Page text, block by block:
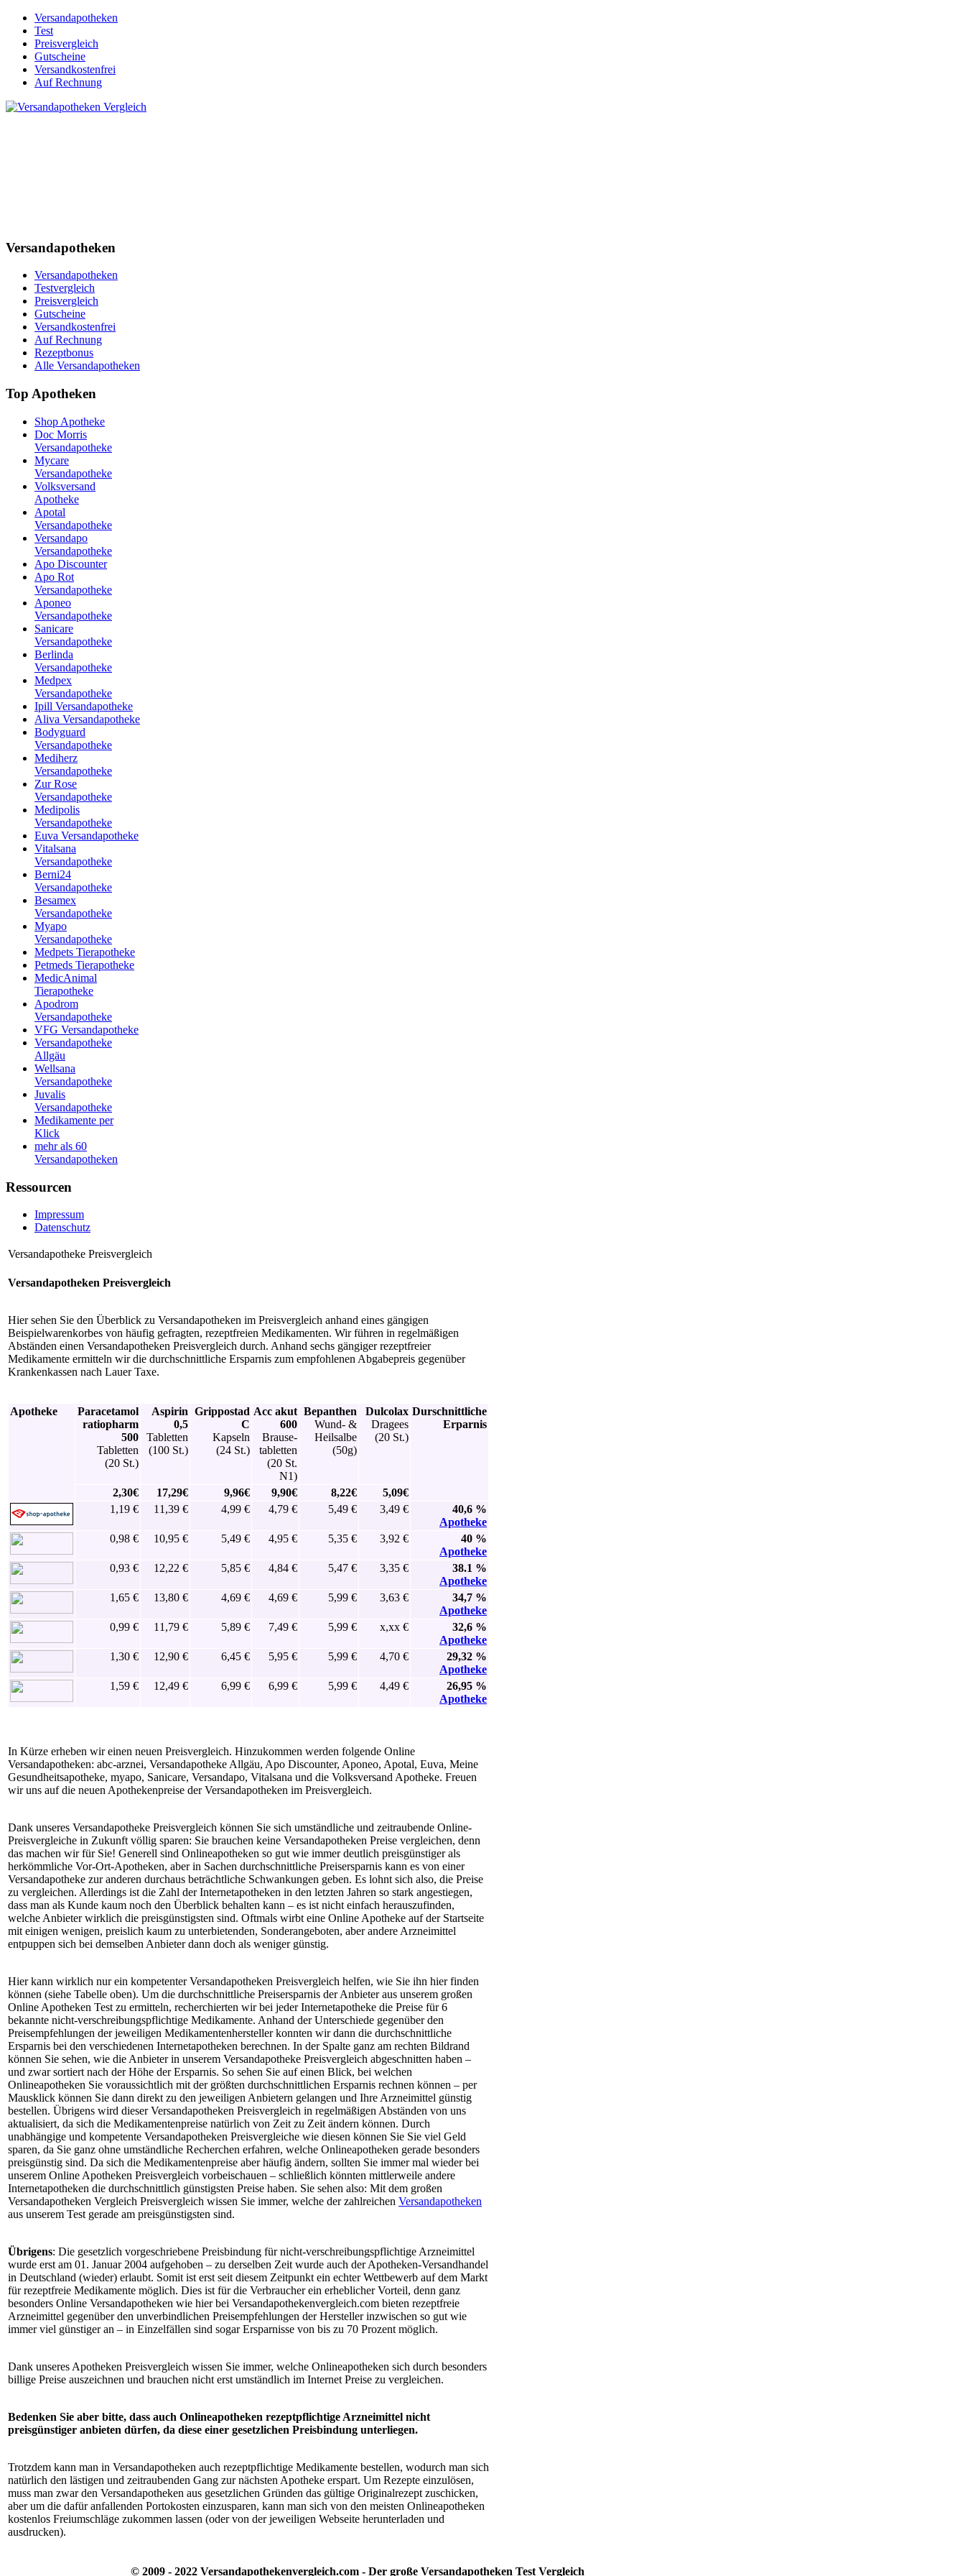
Versandapotheken
Test
Preisvergleich
Gutscheine
Versandkostenfrei
Auf Rechnung
Versandapotheken
Versandapotheken
Testvergleich
Preisvergleich
Gutscheine
Versandkostenfrei
Auf Rechnung
Rezeptbonus
Alle Versandapotheken
Top Apotheken
Shop Apotheke
Doc Morris
Versandapotheke
Mycare
Versandapotheke
Volksversand
Apotheke
Apotal
Versandapotheke
Versandapo
Versandapotheke
Apo Discounter
Apo Rot
Versandapotheke
Aponeo
Versandapotheke
Sanicare
Versandapotheke
Berlinda
Versandapotheke
Medpex
Versandapotheke
Ipill Versandapotheke
Aliva Versandapotheke
Bodyguard
Versandapotheke
Mediherz
Versandapotheke
Zur Rose
Versandapotheke
Medipolis
Versandapotheke
Euva Versandapotheke
Vitalsana
Versandapotheke
Berni24
Versandapotheke
Besamex
Versandapotheke
Myapo
Versandapotheke
Medpets Tierapotheke
Petmeds Tierapotheke
MedicAnimal
Tierapotheke
Apodrom
Versandapotheke
VFG Versandapotheke
Versandapotheke
Allgäu
Wellsana
Versandapotheke
Juvalis
Versandapotheke
Medikamente per
Klick
mehr als 60
Versandapotheken
Ressourcen
Impressum
Datenschutz
Versandapotheke Preisvergleich
Versandapotheken Preisvergleich
Hier sehen Sie den Überblick zu Versandapotheken im Preisvergleich anhand eines gängigen
Beispielwarenkorbes von häufig gefragten, rezeptfreien Medikamenten. Wir führen in regelmäßigen
Abständen einen Versandapotheken Preisvergleich durch. Anhand sechs gängiger rezeptfreier
Medikamente ermitteln wir die durchschnittliche Ersparnis zum empfohlenen Abgabepreis gegenüber
Krankenkassen nach Lauer Taxe.
Apotheke
Paracetamol
ratiopharm
500
Tabletten
(20 St.)
Aspirin
0,5
Tabletten
(100 St.)
Grippostad
C
Kapseln
(24 St.)
Acc akut
600
Brause-
tabletten
(20 St.
N1)
Bepanthen
Wund- &
Heilsalbe
(50g)
Dulcolax
Dragees
(20 St.)
Durschnittliche
Erparnis
2,30€ 17,29€ 9,96€ 9,90€ 8,22€
5,09€
1,19 €
11,39 € 4,99 € 4,79 € 5,49 € 3,49 €
40,6 %
Apotheke
0,98 €
10,95 € 5,49 € 4,95 € 5,35 € 3,92 €
40 %
Apotheke
0,93 €
12,22 € 5,85 € 4,84 € 5,47 € 3,35 €
38.1 %
Apotheke
1,65 €
13,80 € 4,69 € 4,69 € 5,99 € 3,63 €
34,7 %
Apotheke
0,99 €
11,79 € 5,89 € 7,49 € 5,99 € x,xx €
32,6 %
Apotheke
1,30 €
12,90 € 6,45 € 5,95 € 5,99 € 4,70 €
29,32 %
Apotheke
1,59 €
12,49 € 6,99 € 6,99 € 5,99 € 4,49 €
26,95 %
Apotheke
In Kürze erheben wir einen neuen Preisvergleich. Hinzukommen werden folgende Online
Versandapotheken: abc-arznei, Versandapotheke Allgäu, Apo Discounter, Aponeo, Apotal, Euva, Meine
Gesundheitsapotheke, myapo, Sanicare, Versandapo, Vitalsana und die Volksversand Apotheke. Freuen
wir uns auf die neuen Apothekenpreise der Versandapotheken im Preisvergleich.
Dank unseres Versandapotheke Preisvergleich können Sie sich umständliche und zeitraubende Online-
Preisvergleiche in Zukunft völlig sparen: Sie brauchen keine Versandapotheken Preise vergleichen, denn
das machen wir für Sie! Generell sind Onlineapotheken so gut wie immer deutlich preisgünstiger als
herkömmliche Vor-Ort-Apotheken, aber in Sachen durchschnittliche Preisersparnis kann es von einer
Versandapotheke zur anderen durchaus beträchtliche Schwankungen geben. Es lohnt sich also, die Preise
zu vergleichen. Allerdings ist die Zahl der Internetapotheken in den letzten Jahren so stark angestiegen,
dass man als Kunde kaum noch den Überblick behalten kann – es ist nicht einfach herauszufinden,
welche Anbieter wirklich die preisgünstigsten sind. Oftmals wirbt eine Online Apotheke auf der Startseite
mit einigen wenigen, preislich kaum zu unterbietenden, Sonderangeboten, aber andere Arzneimittel
entpuppen sich bei demselben Anbieter dann doch als weniger günstig.
Hier kann wirklich nur ein kompetenter Versandapotheken Preisvergleich helfen, wie Sie ihn hier finden
können (siehe Tabelle oben). Um die durchschnittliche Preisersparnis der Anbieter aus unserem großen
Online Apotheken Test zu ermitteln, recherchierten wir bei jeder Internetapotheke die Preise für 6
bekannte nicht-verschreibungspflichtige Medikamente. Anhand der Unterschiede gegenüber den
Preisempfehlungen der jeweiligen Medikamentenhersteller konnten wir dann die durchschnittliche
Ersparnis bei den verschiedenen Internetapotheken berechnen. In der Spalte ganz am rechten Bildrand
können Sie sehen, wie die Anbieter in unserem Versandapotheke Preisvergleich abgeschnitten haben –
und zwar sortiert nach der Höhe der Ersparnis. So sehen Sie auf einen Blick, bei welchen
Onlineapotheken Sie voraussichtlich mit der größten durchschnittlichen Ersparnis rechnen können – per
Mausklick können Sie dann direkt zu den jeweiligen Anbietern gelangen und Ihre Arzneimittel günstig
bestellen. Übrigens wird dieser Versandapotheken Preisvergleich in regelmäßigen Abständen von uns
aktualisiert, da sich die Medikamentenpreise natürlich von Zeit zu Zeit ändern können. Durch
unabhängige und kompetente Versandapotheken Preisvergleiche wie diesen können Sie Sie viel Geld
sparen, da Sie ganz ohne umständliche Recherchen erfahren, welche Onlineapotheken gerade besonders
preisgünstig sind. Da sich die Medikamentenpreise aber häufig ändern, sollten Sie immer mal wieder bei
unserem Online Apotheken Preisvergleich vorbeischauen – schließlich könnten mittlerweile andere
Internetapotheken die durchschnittlich günstigsten Preise haben. Sie sehen also: Mit dem großen
Versandapotheken Vergleich Preisvergleich wissen Sie immer, welche der zahlreichen Versandapotheken
aus unserem Test gerade am preisgünstigsten sind.
Übrigens: Die gesetzlich vorgeschriebene Preisbindung für nicht-verschreibungspflichtige Arzneimittel
wurde erst am 01. Januar 2004 aufgehoben – zu derselben Zeit wurde auch der Apotheken-Versandhandel
in Deutschland (wieder) erlaubt. Somit ist erst seit diesem Zeitpunkt ein echter Wettbewerb auf dem Markt
für rezeptfreie Medikamente möglich. Dies ist für die Verbraucher ein erheblicher Vorteil, denn ganz
besonders Online Versandapotheken wie hier bei Versandapothekenvergleich.com bieten rezeptfreie
Arzneimittel gegenüber den unverbindlichen Preisempfehlungen der Hersteller inzwischen so gut wie
immer viel günstiger an – in Einzelfällen sind sogar Ersparnisse von bis zu 70 Prozent möglich.
Dank unseres Apotheken Preisvergleich wissen Sie immer, welche Onlineapotheken sich durch besonders
billige Preise auszeichnen und brauchen nicht erst umständlich im Internet Preise zu vergleichen.
Bedenken Sie aber bitte, dass auch Onlineapotheken rezeptpflichtige Arzneimittel nicht
preisgünstiger anbieten dürfen, da diese einer gesetzlichen Preisbindung unterliegen.
Trotzdem kann man in Versandapotheken auch rezeptpflichtige Medikamente bestellen, wodurch man sich
natürlich den lästigen und zeitraubenden Gang zur nächsten Apotheke erspart. Um Rezepte einzulösen,
muss man zwar den Versandapotheken aus gesetzlichen Gründen das gültige Originalrezept zuschicken,
aber um die dafür anfallenden Portokosten einzusparen, kann man sich von den meisten Onlineapotheken
kostenlos Freiumschläge zukommen lassen (oder von der jeweiligen Webseite herunterladen und
ausdrucken).
© 2009 - 2022 Versandapothekenvergleich.com - Der große Versandapotheken Test Vergleich